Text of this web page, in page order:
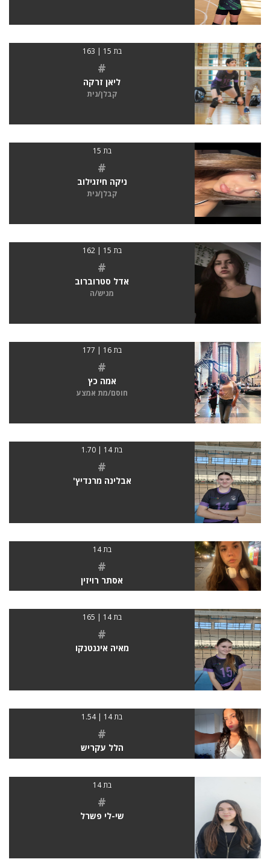
בת 15 | 163
#
ליאן זרקה
קבלן/נית
בת 15
#
ניקה חיזגילוב
קבלן/נית
בת 15 | 162
#
אדל סטרוברוב
מגיש/ה
בת 16 | 177
#
אמה כץ
חוסם/מת אמצע
בת 14 | 1.70
#
אבלינה מרנדיץ'
בת 14
#
אסתר רויזין
בת 14 | 165
#
מאיה איגנטנקו
בת 14 | 1.54
#
הלל עקריש
בת 14
#
שי-לי פשרל